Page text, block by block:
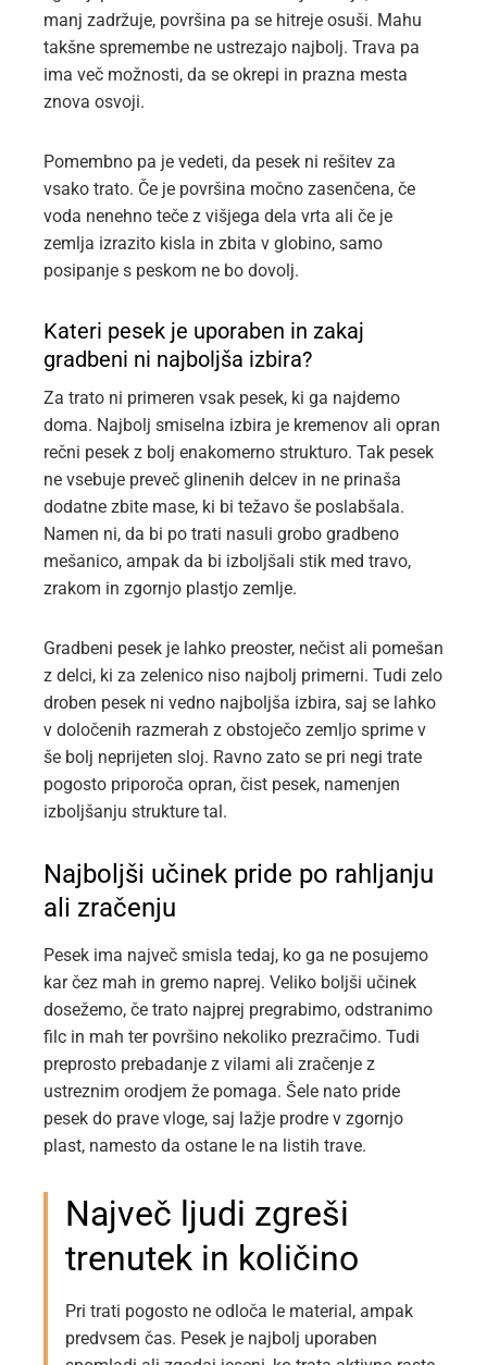
manj zadržuje, površina pa se hitreje osuši. Mahu
takšne spremembe ne ustrezajo najbolj. Trava pa
ima več možnosti, da se okrepi in prazna mesta
znova osvoji.
Pomembno pa je vedeti, da pesek ni rešitev za
vsako trato. Če je površina močno zasenčena, če
voda nenehno teče z višjega dela vrta ali če je
zemlja izrazito kisla in zbita v globino, samo
posipanje s peskom ne bo dovolj.
Kateri pesek je uporaben in zakaj
gradbeni ni najboljša izbira?
Za trato ni primeren vsak pesek, ki ga najdemo
doma. Najbolj smiselna izbira je kremenov ali opran
rečni pesek z bolj enakomerno strukturo. Tak pesek
ne vsebuje preveč glinenih delcev in ne prinaša
dodatne zbite mase, ki bi težavo še poslabšala.
Namen ni, da bi po trati nasuli grobo gradbeno
mešanico, ampak da bi izboljšali stik med travo,
zrakom in zgornjo plastjo zemlje.
Gradbeni pesek je lahko preoster, nečist ali pomešan
z delci, ki za zelenico niso najbolj primerni. Tudi zelo
droben pesek ni vedno najboljša izbira, saj se lahko
v določenih razmerah z obstoječo zemljo sprime v
še bolj neprijeten sloj. Ravno zato se pri negi trate
pogosto priporoča opran, čist pesek, namenjen
izboljšanju strukture tal.
Najboljši učinek pride po rahljanju
ali zračenju
Pesek ima največ smisla tedaj, ko ga ne posujemo
kar čez mah in gremo naprej. Veliko boljši učinek
dosežemo, če trato najprej pregrabimo, odstranimo
filc in mah ter površino nekoliko prezračimo. Tudi
preprosto prebadanje z vilami ali zračenje z
ustreznim orodjem že pomaga. Šele nato pride
pesek do prave vloge, saj lažje prodre v zgornjo
plast, namesto da ostane le na listih trave.
Največ ljudi zgreši
trenutek in količino
Pri trati pogosto ne odloča le material, ampak
predvsem čas. Pesek je najbolj uporaben